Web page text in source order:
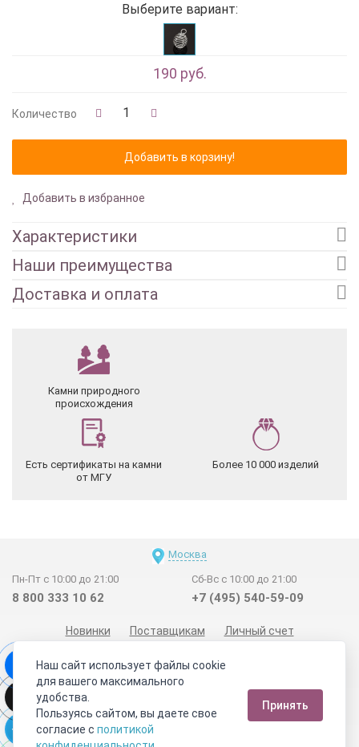
Выберите вариант:
190 руб.
Количество
Добавить в избранное
Характеристики
Наши преимущества
Доставка и оплата
Камни природного
происхождения
Есть сертификаты на камни
от МГУ
Более 10 000 изделий
Москва
Пн-Пт с 10:00 до 21:00
8 800 333 10 62
Сб-Вс с 10:00 до 21:00
+7 (495) 540-59-09
Новинки Поставщикам
Личный счет
Отзывы покупателей
Сертификаты
Обратная связь
СОУТ
Телеграм
Max
Наш сайт использует файлы cookie
для вашего максимального
удобства.
Пользуясь сайтом, вы даете свое
согласие с политикой
Принять